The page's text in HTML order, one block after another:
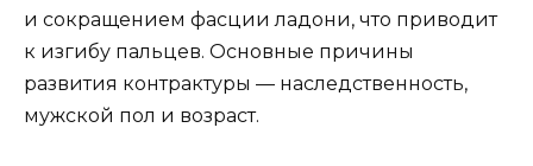
и сокращением фасции ладони, что приводит
к изгибу пальцев. Основные причины
развития контрактуры — наследственность,
мужской пол и возраст.